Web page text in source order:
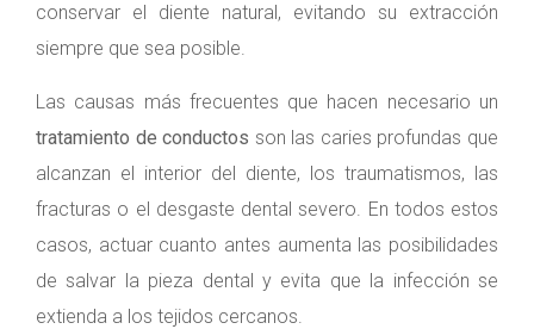
conservar el diente natural, evitando su extracción
siempre que sea posible.
Las causas más frecuentes que hacen necesario un
tratamiento de conductos son las caries profundas que
alcanzan el interior del diente, los traumatismos, las
fracturas o el desgaste dental severo. En todos estos
casos, actuar cuanto antes aumenta las posibilidades
de salvar la pieza dental y evita que la infección se
extienda a los tejidos cercanos.